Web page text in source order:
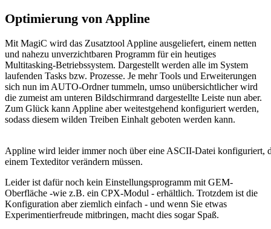
Optimierung von Appline
Mit MagiC wird das Zusatztool Appline ausgeliefert, einem netten
und nahezu unverzichtbaren Programm für ein heutiges
Multitasking-Betriebssystem. Dargestellt werden alle im System
laufenden Tasks bzw. Prozesse. Je mehr Tools und Erweiterungen
sich nun im AUTO-Ordner tummeln, umso unübersichtlicher wird
die zumeist am unteren Bildschirmrand dargestellte Leiste nun aber.
Zum Glück kann Appline aber weitestgehend konfiguriert werden,
sodass diesem wilden Treiben Einhalt geboten werden kann.
Appline wird leider immer noch über eine ASCII-Datei konfiguriert,
einem Texteditor verändern müssen.
Leider ist dafür noch kein Einstellungsprogramm mit GEM-
Oberfläche -wie z.B. ein CPX-Modul - erhältlich. Trotzdem ist die
Konfiguration aber ziemlich einfach - und wenn Sie etwas
Experimentierfreude mitbringen, macht dies sogar Spaß.